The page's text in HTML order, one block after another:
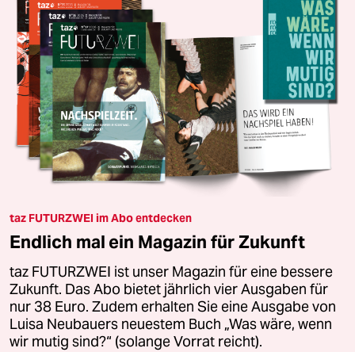
taz FUTURZWEI im Abo entdecken
Endlich mal ein Magazin für Zukunft
taz FUTURZWEI ist unser Magazin für eine bessere
Zukunft. Das Abo bietet jährlich vier Ausgaben für
nur 38 Euro. Zudem erhalten Sie eine Ausgabe von
Luisa Neubauers neuestem Buch „Was wäre, wenn
wir mutig sind?“ (solange Vorrat reicht).